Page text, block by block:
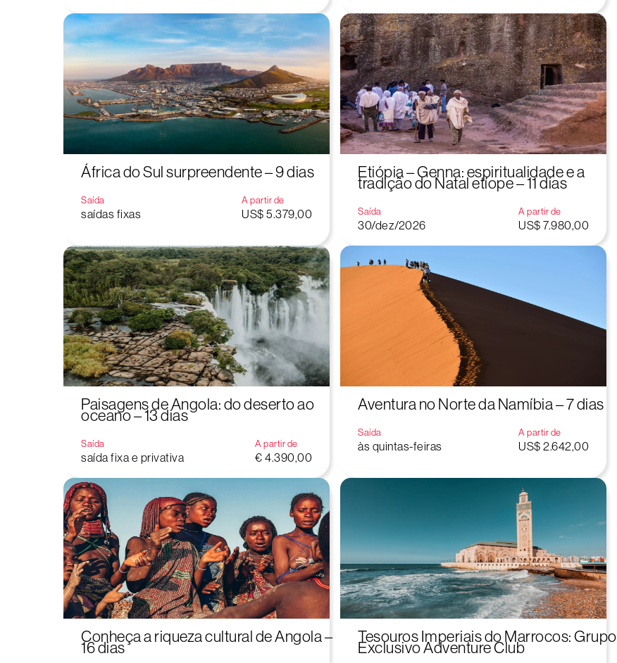
Aperte "Enter" para buscar ou "ESC" para fechar
África do Sul surpreendente – 9 dias
Saída
saídas fixas
A partir de
US$ 5.379,00
Etiópia – Genna: espiritualidade e a
tradição do Natal etíope – 11 dias
Saída
30/dez/2026
A partir de
US$ 7.980,00
Paisagens de Angola: do deserto ao
oceano – 13 dias
Saída
saída fixa e privativa
A partir de
€ 4.390,00
Aventura no Norte da Namíbia – 7 dias
Saída
às quintas-feiras
A partir de
US$ 2.642,00
Conheça a riqueza cultural de Angola –
16 dias
Tesouros Imperiais do Marrocos: Grupo
Exclusivo Adventure Club